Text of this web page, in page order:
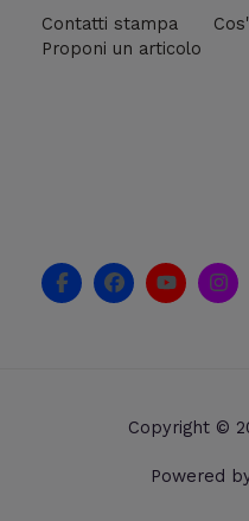
Contatti stampa
Proponi un articolo
F
a
c
F
a
c
Y
o
u
I
n
s
m
Copyright ©
Powered